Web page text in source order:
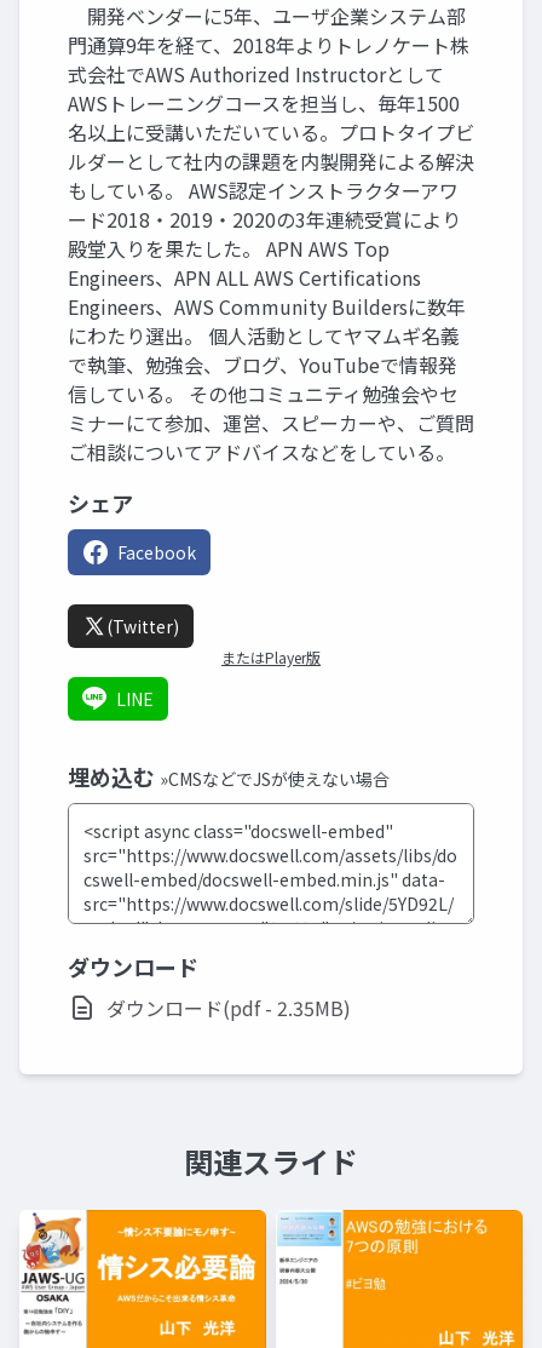
開発ベンダーに5年、ユーザ企業システム部
門通算9年を経て、2018年よりトレノケート株
式会社でAWS Authorized Instructorとして
AWSトレーニングコースを担当し、毎年1500
名以上に受講いただいている。プロトタイプビ
ルダーとして社内の課題を内製開発による解決
もしている。 AWS認定インストラクターアワ
ード2018・2019・2020の3年連続受賞により
殿堂入りを果たした。 APN AWS Top
Engineers、APN ALL AWS Certifications
Engineers、AWS Community Buildersに数年
にわたり選出。 個人活動としてヤマムギ名義
で執筆、勉強会、ブログ、YouTubeで情報発
信している。 その他コミュニティ勉強会やセ
ミナーにて参加、運営、スピーカーや、ご質問
ご相談についてアドバイスなどをしている。
シェア
Facebook
(Twitter)
またはPlayer版
LINE
埋め込む »CMSなどでJSが使えない場合
ダウンロード
ダウンロード(pdf - 2.35MB)
関連スライド